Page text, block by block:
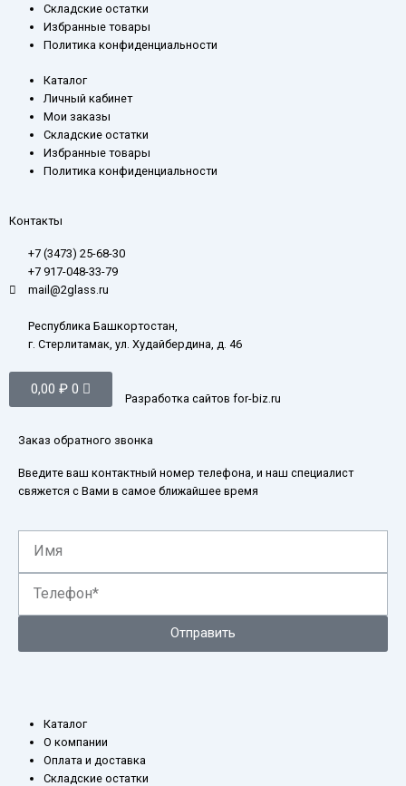
Складские остатки
Избранные товары
Политика конфиденциальности
Каталог
Личный кабинет
Мои заказы
Складские остатки
Избранные товары
Политика конфиденциальности
Контакты
+7 (3473) 25-68-30
+7 917-048-33-79
mail@2glass.ru
Республика Башкортостан,
г. Стерлитамак, ул. Худайбердина, д. 46
0,00 ₽ 0
Корзина
Разработка сайтов for-biz.ru
Заказ обратного звонка
Введите ваш контактный номер телефона, и наш специалист
свяжется с Вами в самое ближайшее время
Отправить
Каталог
О компании
Оплата и доставка
Складские остатки